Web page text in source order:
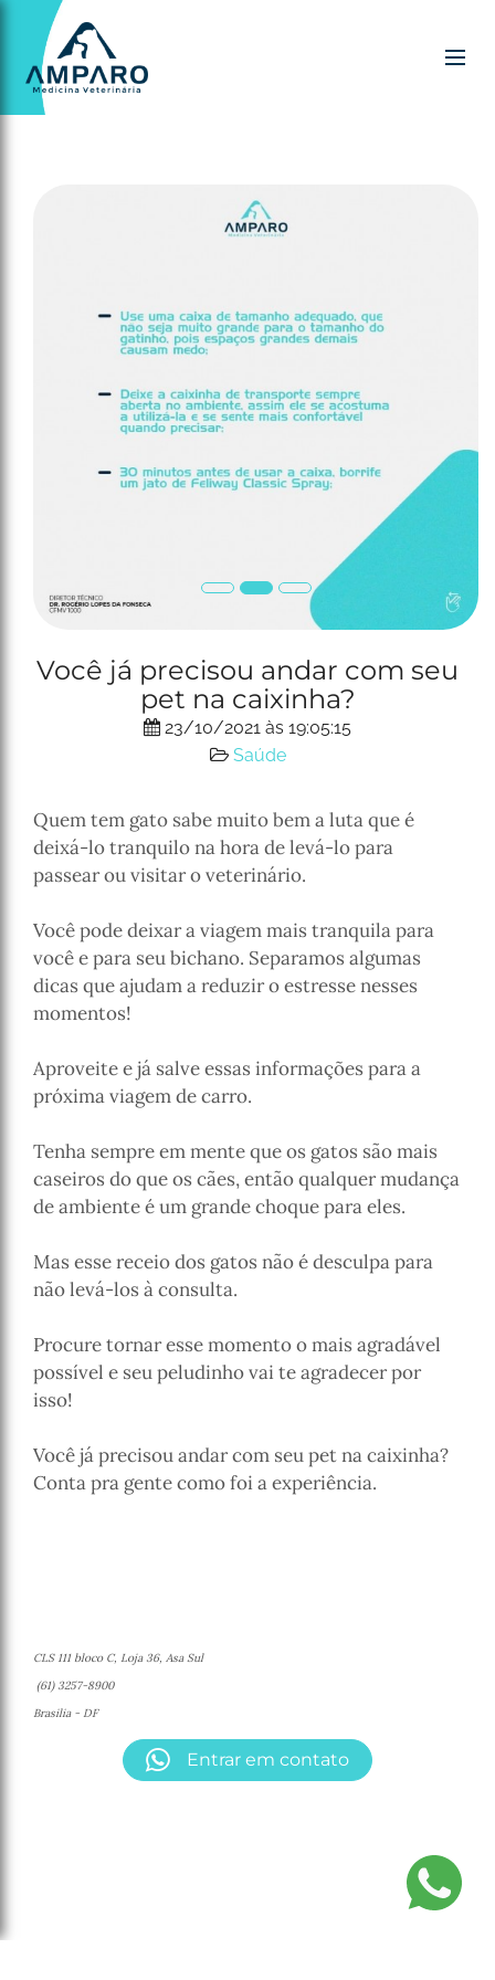
r
s
e
Você já precisou andar com seu
pet na caixinha?
23/10/2021 às 19:05:15
Saúde
Quem tem gato sabe muito bem a luta que é
deixá-lo tranquilo na hora de levá-lo para
passear ou visitar o veterinário.
Você pode deixar a viagem mais tranquila para
você e para seu bichano. Separamos algumas
dicas que ajudam a reduzir o estresse nesses
momentos!
Aproveite e já salve essas informações para a
próxima viagem de carro.
Tenha sempre em mente que os gatos são mais
caseiros do que os cães, então qualquer mudança
de ambiente é um grande choque para eles.
Mas esse receio dos gatos não é desculpa para
não levá-los à consulta.
Procure tornar esse momento o mais agradável
possível e seu peludinho vai te agradecer por
isso!
Você já precisou andar com seu pet na caixinha?
Conta pra gente como foi a experiência.
CLS 111 bloco C, Loja 36, Asa Sul
(61) 3257-8900
Brasilia - DF
Entrar em contato